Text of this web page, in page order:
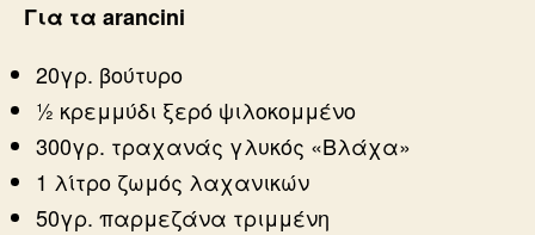
Για τα arancini
20γρ. βούτυρο
½ κρεμμύδι ξερό ψιλοκομμένο
300γρ. τραχανάς γλυκός «Βλάχα»
1 λίτρο ζωμός λαχανικών
50γρ. παρμεζάνα τριμμένη